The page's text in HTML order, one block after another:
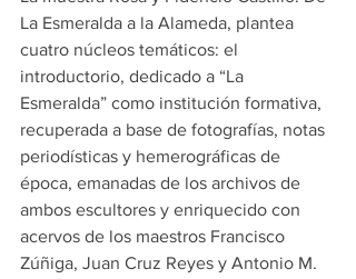
La Esmeralda a la Alameda, plantea
cuatro núcleos temáticos: el
introductorio, dedicado a “La
Esmeralda” como institución formativa,
recuperada a base de fotografías, notas
periodísticas y hemerográficas de
época, emanadas de los archivos de
ambos escultores y enriquecido con
acervos de los maestros Francisco
Zúñiga, Juan Cruz Reyes y Antonio M.